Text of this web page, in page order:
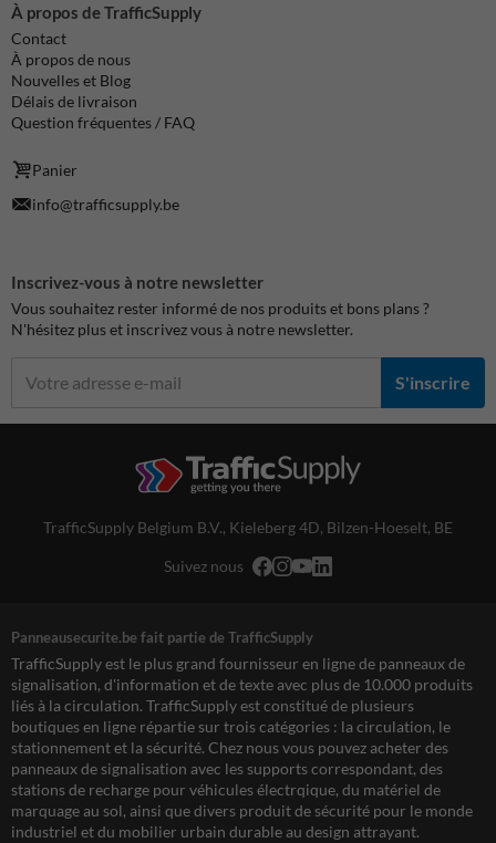
À propos de TrafficSupply
Contact
À propos de nous
Nouvelles et Blog
Délais de livraison
Question fréquentes / FAQ
Panier
info@trafficsupply.be
Inscrivez-vous à notre newsletter
Vous souhaitez rester informé de nos produits et bons plans ?
N'hésitez plus et inscrivez vous à notre newsletter.
S'inscrire
TrafficSupply Belgium B.V., Kieleberg 4D, Bilzen-Hoeselt, BE
Suivez nous
Panneausecurite.be fait partie de TrafficSupply
TrafficSupply est le plus grand fournisseur en ligne de panneaux de
signalisation, d'information et de texte avec plus de 10.000 produits
liés à la circulation. TrafficSupply est constitué de plusieurs
boutiques en ligne répartie sur trois catégories : la circulation, le
stationnement et la sécurité. Chez nous vous pouvez acheter des
panneaux de signalisation avec les supports correspondant, des
stations de recharge pour véhicules électrqique, du matériel de
marquage au sol, ainsi que divers produit de sécurité pour le monde
industriel et du mobilier urbain durable au design attrayant.